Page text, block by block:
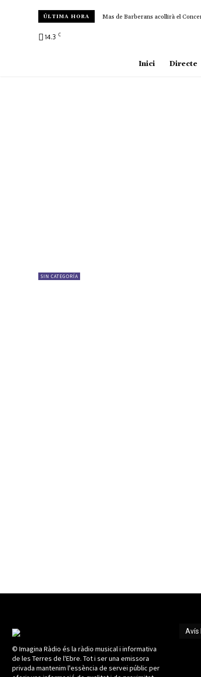
ÚLTIMA HORA Mas de Barberans acollirà el
14.3 C
Inici Directe
SIN CATEGORÍA
© Imagina Ràdio és la ràdio musical i informativa
de les Terres de l'Ebre. Tot i ser una emissora
privada mantenim l'essència de servei públic per
Avís